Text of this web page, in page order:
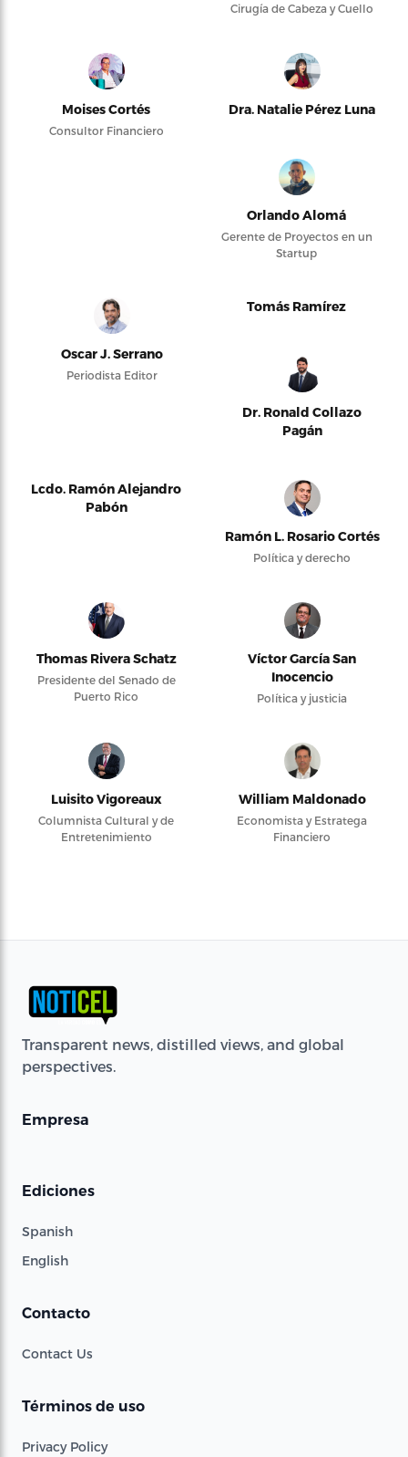
Cirugía de Cabeza y Cuello
Moises Cortés
Consultor Financiero
Dra. Natalie Pérez Luna
Orlando Alomá
Gerente de Proyectos en un
Startup
Oscar J. Serrano
Periodista Editor
Tomás Ramírez
Dr. Ronald Collazo
Pagán
Lcdo. Ramón Alejandro
Pabón
Ramón L. Rosario Cortés
Política y derecho
Thomas Rivera Schatz
Presidente del Senado de
Puerto Rico
Víctor García San
Inocencio
Política y justicia
Luisito Vigoreaux
Columnista Cultural y de
Entretenimiento
William Maldonado
Economista y Estratega
Financiero
Transparent news, distilled views, and global
perspectives.
Empresa
Ediciones
Spanish
English
Contacto
Contact Us
Términos de uso
Privacy Policy